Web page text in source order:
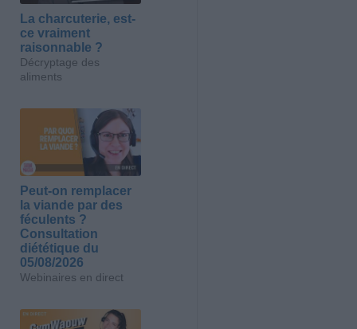
La charcuterie, est-
ce vraiment
raisonnable ?
Décryptage des
aliments
Peut-on remplacer
la viande par des
féculents ?
Consultation
diététique du
05/08/2026
Webinaires en direct